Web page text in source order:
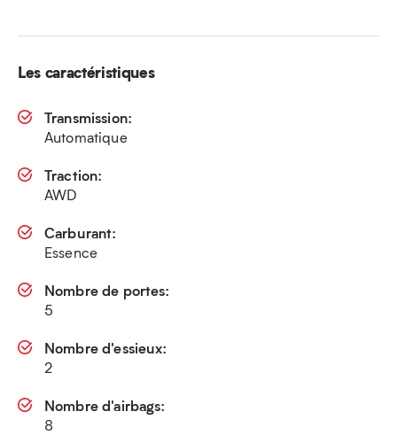
Les caractéristiques
Transmission:
Automatique
Traction:
AWD
Carburant:
Essence
Nombre de portes:
5
Nombre d'essieux:
2
Nombre d'airbags:
8